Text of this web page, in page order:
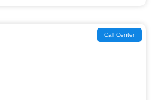
Call Center